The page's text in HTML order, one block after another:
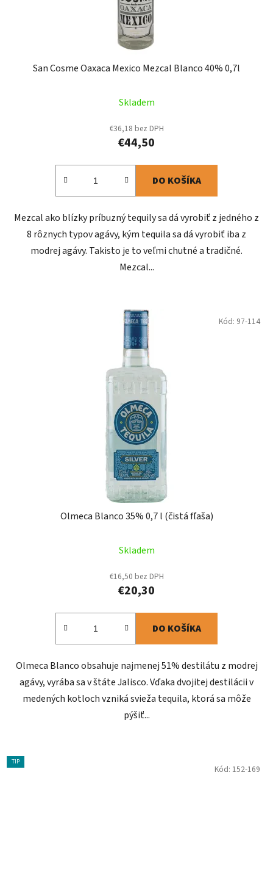
San Cosme Oaxaca Mexico Mezcal Blanco 40% 0,7l
Skladem
€36,18 bez DPH
€44,50
DO KOŠÍKA
Mezcal ako blízky príbuzný tequily sa dá vyrobiť z jedného z
8 rôznych typov agávy, kým tequila sa dá vyrobiť iba z
modrej agávy. Takisto je to veľmi chutné a tradičné.
Mezcal...
Olmeca Blanco 35% 0,7 l (čistá fľaša)
Skladem
€16,50 bez DPH
€20,30
DO KOŠÍKA
Olmeca Blanco obsahuje najmenej 51% destilátu z modrej
agávy, vyrába sa v štáte Jalisco. Vďaka dvojitej destilácii v
medených kotloch vzniká svieža tequila, ktorá sa môže
pýšiť...
Kód: 97-114
TIP
Kód: 152-169